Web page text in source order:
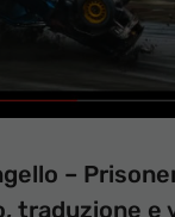
–
traduzione e